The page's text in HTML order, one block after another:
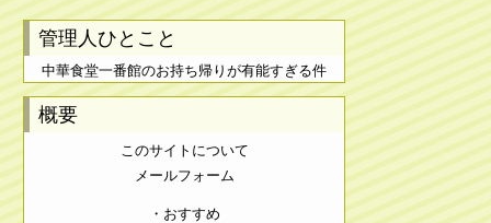
管理人ひとこと
中華食堂一番館のお持ち帰りが有能すぎる件
概要
このサイトについて
メールフォーム
・おすすめ